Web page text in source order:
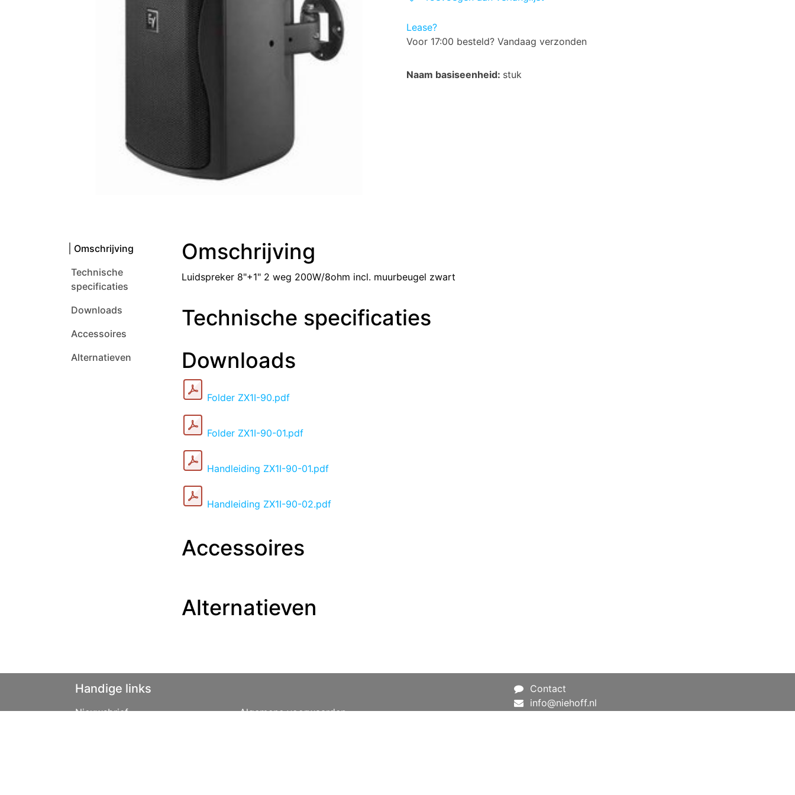
Lease?
Voor 17:00 besteld? Vandaag verzonden
Naam basiseenheid: stuk
Omschrijving
Technische
specificaties
Downloads
Accessoires
Alternatieven
Omschrijving
Luidspreker 8"+1" 2 weg 200W/8ohm incl. muurbeugel zwart
Technische specificaties
Downloads
Folder ZX1I-90.pdf
Folder ZX1I-90-01.pdf
Handleiding ZX1I-90-01.pdf
Handleiding ZX1I-90-02.pdf
Accessoires
Alternatieven
Handige links
Nieuwsbrief
Algemene voorwaarden
Contact
info@niehoff.nl